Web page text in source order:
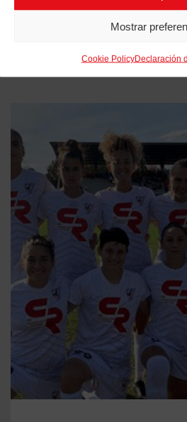
Mostrar
Cookie PolicyDeclaración
FÚTBOL BÉRGAMO!